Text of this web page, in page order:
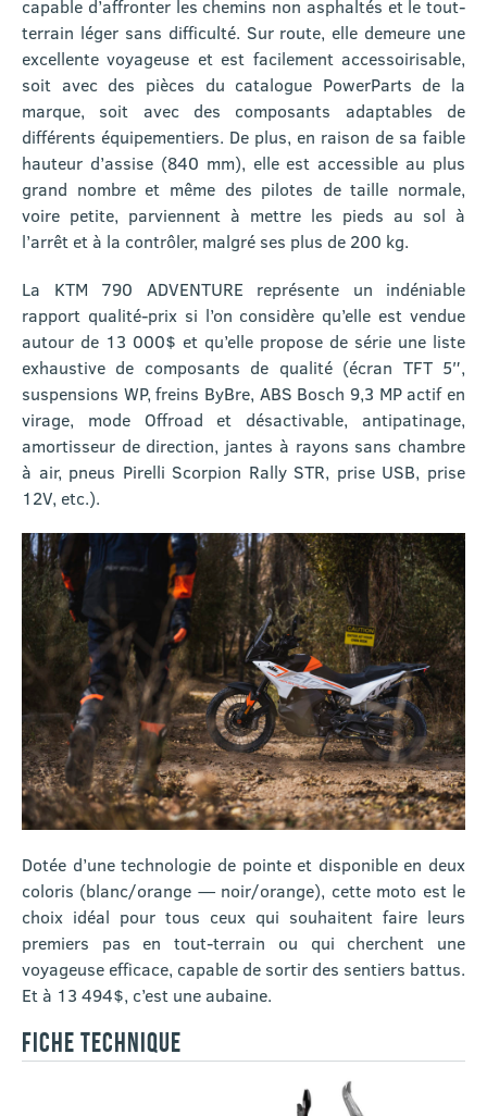
capable d’affronter les chemins non asphaltés et le tout-
terrain léger sans difficulté. Sur route, elle demeure une
excellente voyageuse et est facilement accessoirisable,
soit avec des pièces du catalogue PowerParts de la
marque, soit avec des composants adaptables de
différents équipementiers. De plus, en raison de sa faible
hauteur d’assise (840 mm), elle est accessible au plus
grand nombre et même des pilotes de taille normale,
voire petite, parviennent à mettre les pieds au sol à
l’arrêt et à la contrôler, malgré ses plus de 200 kg.
La KTM 790 ADVENTURE représente un indéniable
rapport qualité-prix si l’on considère qu’elle est vendue
autour de 13 000$ et qu’elle propose de série une liste
exhaustive de composants de qualité (écran TFT 5″,
suspensions WP, freins ByBre, ABS Bosch 9,3 MP actif en
virage, mode Offroad et désactivable, antipatinage,
amortisseur de direction, jantes à rayons sans chambre
à air, pneus Pirelli Scorpion Rally STR, prise USB, prise
12V, etc.).
Dotée d’une technologie de pointe et disponible en deux
coloris (blanc/orange — noir/orange), cette moto est le
choix idéal pour tous ceux qui souhaitent faire leurs
premiers pas en tout-terrain ou qui cherchent une
voyageuse efficace, capable de sortir des sentiers battus.
Et à 13 494$, c’est une aubaine.
FICHE TECHNIQUE